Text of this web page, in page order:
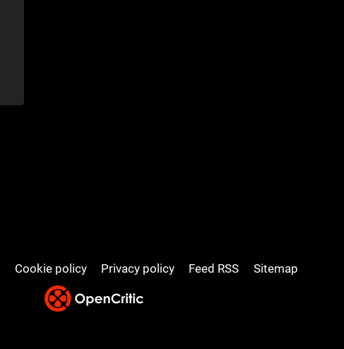
Cookie policy Privacy policy Feed RSS Sitemap